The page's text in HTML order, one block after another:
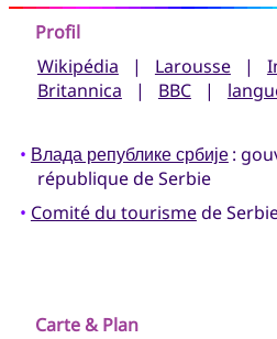
Profil
Wikipédia | Larousse |
Britannica | BBC|
• Влада републике србије:
république de Serbie
• Comité du tourismede
Carte & Plan